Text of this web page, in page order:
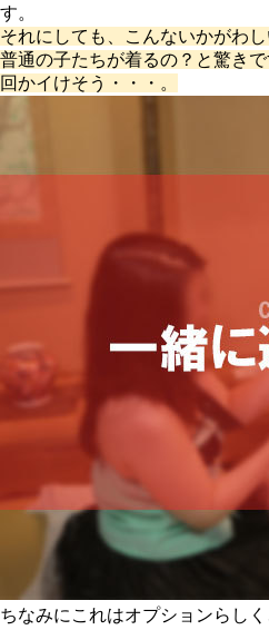
す。
それにしても、こんないかがわ
普通の子たちが着るの？と驚き
回かイけそう・・・。
ちなみにこれはオプションらし